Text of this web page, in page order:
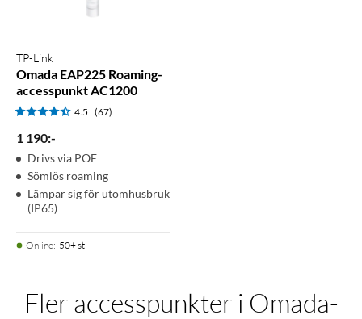
TP-Link
Omada EAP225 Roaming-
accesspunkt AC1200
4.5 (67)
1 190:-
Drivs via POE
Sömlös roaming
Lämpar sig för utomhusbruk
(IP65)
Online: 50+ st
Fler accesspunkter i Omada-